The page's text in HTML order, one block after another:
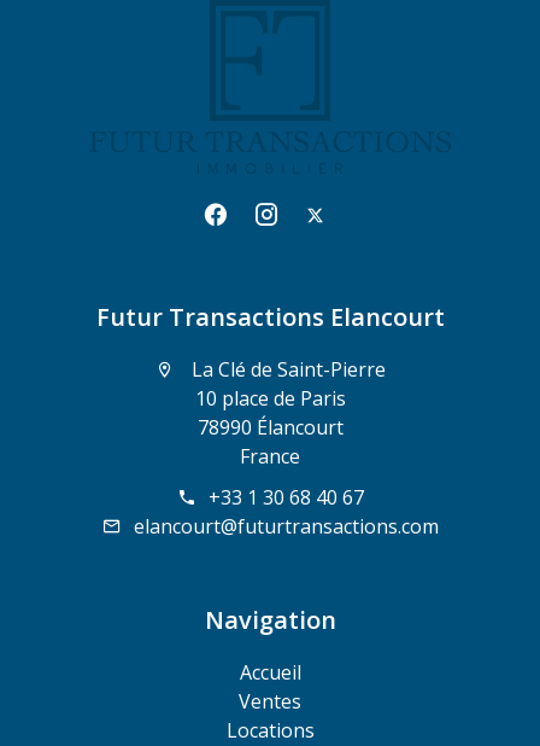
Futur Transactions Elancourt
La Clé de Saint-Pierre
10 place de Paris
78990 Élancourt
France
+33 1 30 68 40 67
elancourt@futurtransactions.com
Navigation
Accueil
Ventes
Locations